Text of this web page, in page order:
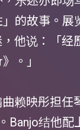
的故事。展
他说：「经
。」
赖映彤担任
Banjo结他配